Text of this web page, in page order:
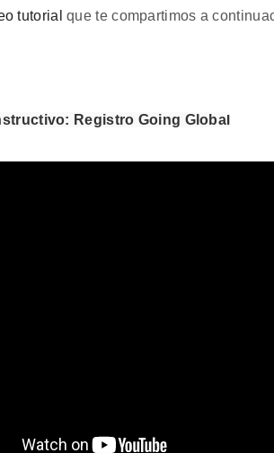
tutorial que te compartimos a
structivo: Registro Going Global